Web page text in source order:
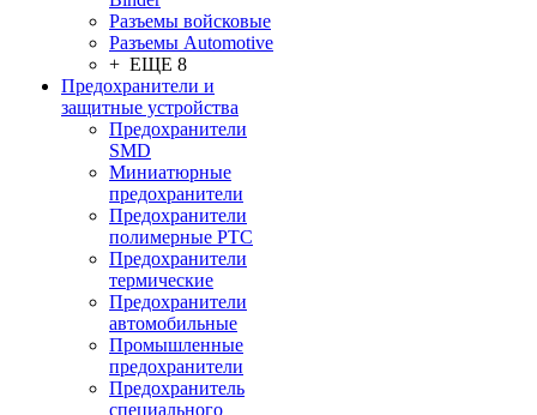
Разъемы войсковые
Разъeмы Automotive
+ ЕЩЕ 8
Предохранители и
защитные устройства
Предохранители
SMD
Миниатюрные
предохранители
Предохранители
полимерные PTC
Предохранители
термические
Предохранители
автомобильные
Промышленные
предохранители
Предохранитель
специального